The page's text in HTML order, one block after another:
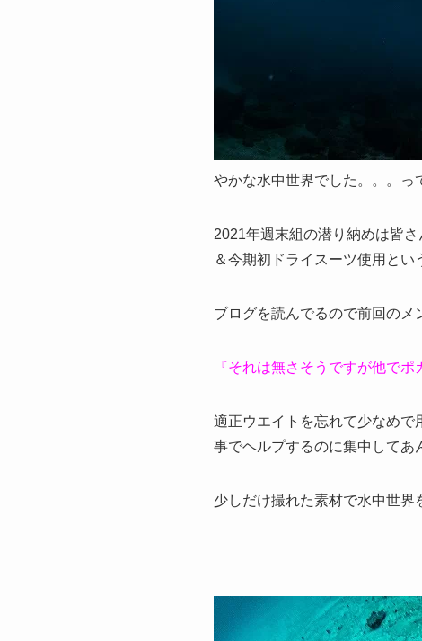
やかな水中世界でした。。。っ
2021年週末組の潜り納めは皆
＆今期初ドライスーツ使用とい
ブログを読んでるので前回のメ
『それは無さそうですが他でポ
適正ウエイトを忘れて少なめで
事でヘルプするのに集中してあ
少しだけ撮れた素材で水中世界